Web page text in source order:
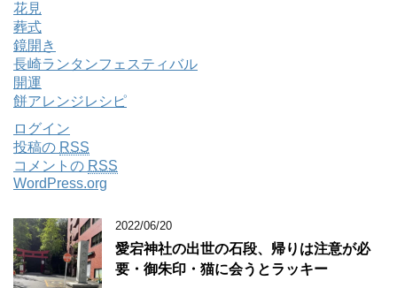
花見
葬式
鏡開き
長崎ランタンフェスティバル
開運
餅アレンジレシピ
ログイン
投稿の RSS
コメントの RSS
WordPress.org
2022/06/20
愛宕神社の出世の石段、帰りは注意が必
要・御朱印・猫に会うとラッキー